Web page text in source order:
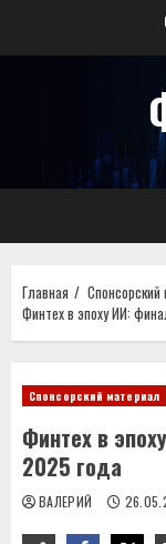
Главная
Спонсорский
Финтех в эпоху ИИ:
Спонсорский материал
Финтех в
2025 года
ВАЛЕРИЙ